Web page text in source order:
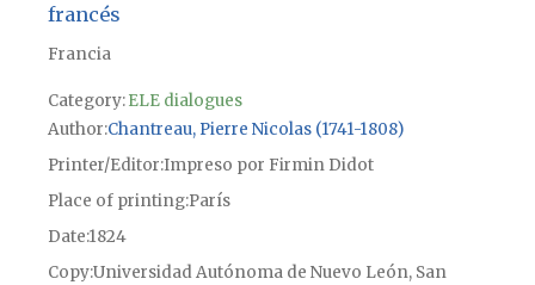
francés
Francia
Category:ELE dialogues
Author Chantreau, Pierre Nicolas (1741-1808)
Printer/Editor Impreso por Firmin Didot
Place of printingParís
Date1824
CopyUniversidad Autónoma de Nuevo León, San